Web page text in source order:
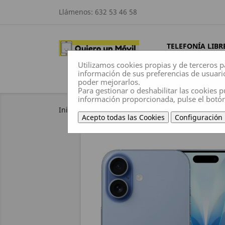
Llámenos: 632 53 46 58
TELEFONÍA
Inicio Telefonía libre Apple
Utilizamos cookies propias y de terceros
información de sus preferencias de
poder mejorarlos.
Para gestionar o deshabilitar las cookies
información proporcionada, pulse el
Acepto todas las Cookies Configuración